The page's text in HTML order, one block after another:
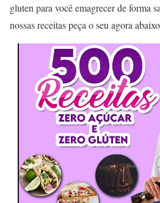
gluten para você emagrecer de forma
nossas receitas peça o seu agora